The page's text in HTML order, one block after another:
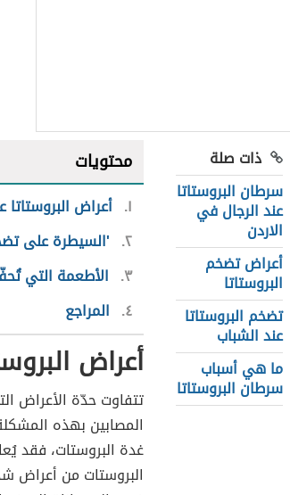
ذات صلة
سرطان البروستاتا
عند الرجال في
الاردن
أعراض تضخم
البروستاتا
تضخم البروستاتا
عند الشباب
ما هي أسباب
سرطان البروستاتا
محتويات
١ أعراض البروستاتا
٢ 'السيطرة على
٣ الأطعمة التي
٤ المراجع
أعراض
تتفاوت حدّة الأعراض
المصابين بهذه
غدة البروستات، فقد
البروستات من أعراض